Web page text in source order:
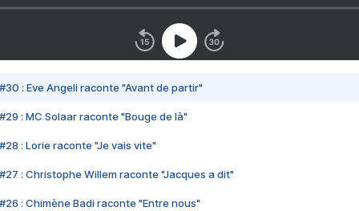
#30 : Eve Angeli raconte "Avant de partir"
#29 : MC Solaar raconte "Bouge de là"
#28 : Lorie raconte "Je vais vite"
#27 : Christophe Willem raconte "Jacques a dit"
#26 : Chimène Badi raconte "Entre nous"